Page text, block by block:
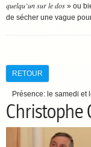
quelqu’un sur le dos » ou
de sécher une vague
RETOUR
Présence: le samedi et
Christophe